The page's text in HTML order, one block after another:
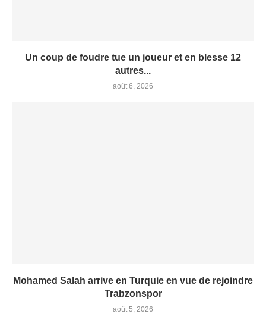
Un coup de foudre tue un joueur et en blesse 12
autres...
août 6, 2026
Mohamed Salah arrive en Turquie en vue de rejoindre
Trabzonspor
août 5, 2026